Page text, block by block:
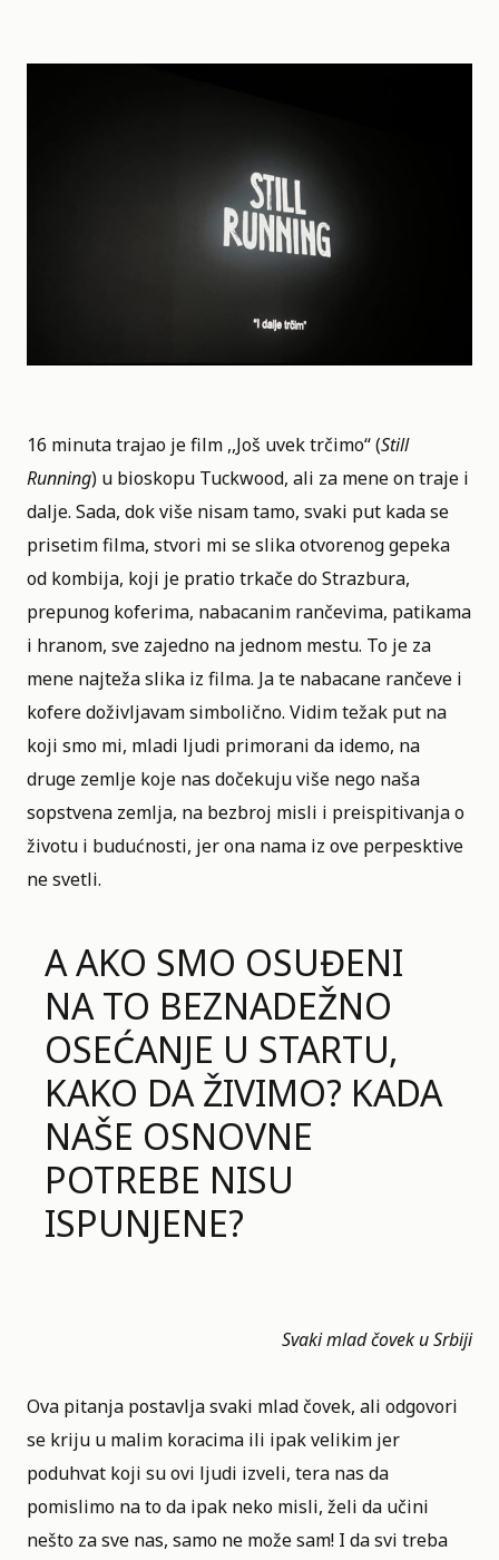
16 minuta trajao je film ,,Još uvek trčimo“ (Still
Running) u bioskopu Tuckwood, ali za mene on traje i
dalje. Sada, dok više nisam tamo, svaki put kada se
prisetim filma, stvori mi se slika otvorenog gepeka
od kombija, koji je pratio trkače do Strazbura,
prepunog koferima, nabacanim rančevima, patikama
i hranom, sve zajedno na jednom mestu. To je za
mene najteža slika iz filma. Ja te nabacane rančeve i
kofere doživljavam simbolično. Vidim težak put na
koji smo mi, mladi ljudi primorani da idemo, na
druge zemlje koje nas dočekuju više nego naša
sopstvena zemlja, na bezbroj misli i preispitivanja o
životu i budućnosti, jer ona nama iz ove perpesktive
ne svetli.
A AKO SMO OSUĐENI
NA TO BEZNADEŽNO
OSEĆANJE U STARTU,
KAKO DA ŽIVIMO? KADA
NAŠE OSNOVNE
POTREBE NISU
ISPUNJENE?
Svaki mlad čovek u Srbiji
Ova pitanja postavlja svaki mlad čovek, ali odgovori
se kriju u malim koracima ili ipak velikim jer
poduhvat koji su ovi ljudi izveli, tera nas da
pomislimo na to da ipak neko misli, želi da učini
nešto za sve nas, samo ne može sam! I da svi treba